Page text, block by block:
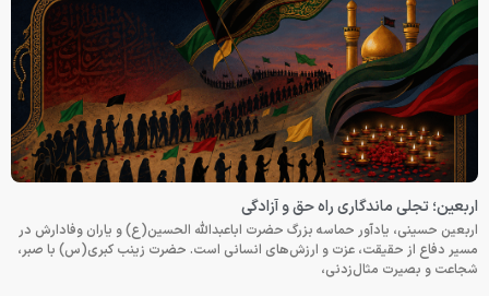
اربعین؛ تجلی ماندگاری راه حق و آزادگی
اربعین حسینی، یادآور حماسه بزرگ حضرت اباعبدالله الحسین(ع) و یاران وفادارش در
مسیر دفاع از حقیقت، عزت و ارزش‌های انسانی است. حضرت زینب کبری(س) با صبر،
شجاعت و بصیرت مثال‌زدنی،